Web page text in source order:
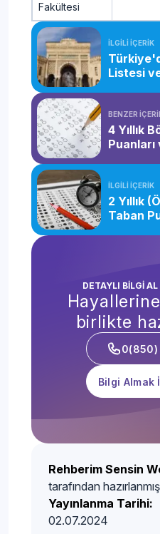
Fakültesi
İLGİLİ İÇERİK
Listesi
BENZER
4 Yıllık
Puanları
İLGİLİ İÇERİK
2 Yıllık
Taban
DETAYLI BİLGİ
birlikte
0(850)
Bilgi Almak
Rehberim Sensin
tarafından
Yayınlanma Tarihi:
02.07.2024